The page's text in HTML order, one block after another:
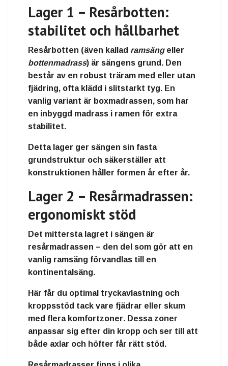
Lager 1 – Resårbotten:
stabilitet och hållbarhet
Resårbotten (även kallad ramsäng eller
bottenmadrass) är sängens grund. Den
består av en robust träram med eller utan
fjädring, ofta klädd i slitstarkt tyg. En
vanlig variant är boxmadrassen, som har
en inbyggd madrass i ramen för extra
stabilitet.
Detta lager ger sängen sin fasta
grundstruktur och säkerställer att
konstruktionen håller formen år efter år.
Lager 2 – Resårmadrassen:
ergonomiskt stöd
Det mittersta lagret i sängen är
resårmadrassen – den del som gör att en
vanlig ramsäng förvandlas till en
kontinentalsäng.
Här får du optimal tryckavlastning och
kroppsstöd tack vare fjädrar eller skum
med flera komfortzoner. Dessa zoner
anpassar sig efter din kropp och ser till att
både axlar och höfter får rätt stöd.